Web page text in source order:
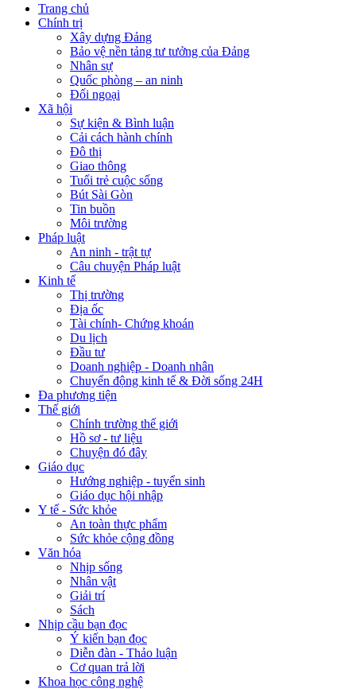
Trang chủ
Chính trị
Xây dựng Đảng
Bảo vệ nền tảng tư tưởng của Đảng
Nhân sự
Quốc phòng – an ninh
Đối ngoại
Xã hội
Sự kiện & Bình luận
Cải cách hành chính
Đô thị
Giao thông
Tuổi trẻ cuộc sống
Bút Sài Gòn
Tin buồn
Môi trường
Pháp luật
An ninh - trật tự
Câu chuyện Pháp luật
Kinh tế
Thị trường
Địa ốc
Tài chính- Chứng khoán
Du lịch
Đầu tư
Doanh nghiệp - Doanh nhân
Chuyển động kinh tế & Đời sống 24H
Đa phương tiện
Thế giới
Chính trường thế giới
Hồ sơ - tư liệu
Chuyện đó đây
Giáo dục
Hướng nghiệp - tuyển sinh
Giáo dục hội nhập
Y tế - Sức khỏe
An toàn thực phẩm
Sức khỏe cộng đồng
Văn hóa
Nhịp sống
Nhân vật
Giải trí
Sách
Nhịp cầu bạn đọc
Ý kiến bạn đọc
Diễn đàn - Thảo luận
Cơ quan trả lời
Khoa học công nghệ